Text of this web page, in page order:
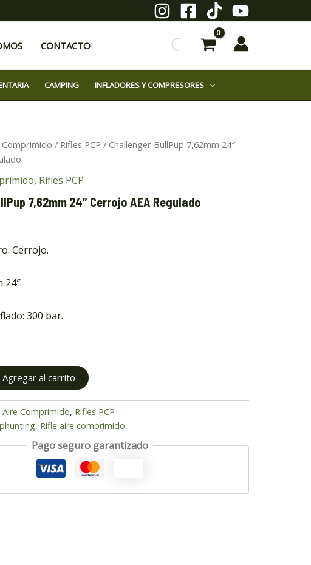
CONTACTO
CAMPING INFLADORES Y COMPRESORES
Comprimido / Rifles PCP / Challenger BullPup 7,62mm 24″
, Rifles PCP
7,62mm 24″ Cerrojo AEA Regulado
Cerrojo.
24″.
300 bar.
Agregar al carrito
Aire Comprimido, Rifles PCP
, Rifle aire comprimido
Pago seguro garantizado